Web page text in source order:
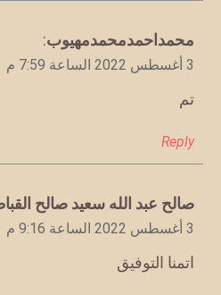
يقول
محمداحمدمحمدمهيوب:
3 أغسطس 2022 الساعة 7:59 م
تم
Reply
يقول
صالح عبد الله سعيد صالح
3 أغسطس 2022 الساعة 9:16 م
اتمنا التوفيق